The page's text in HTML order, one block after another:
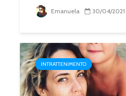
Emanuela 30/04/2021
INTRATTENIMENTO